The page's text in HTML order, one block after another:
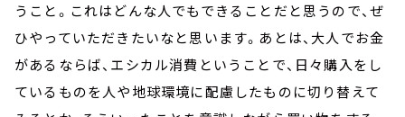
うこと。これはどんな人でもできることだと思うので、ぜ
ひやっていただきたいなと思います。あとは、大人でお金
があるならば、エシカル消費ということで、日々購入をし
ているものを人や地球環境に配慮したものに切り替えて